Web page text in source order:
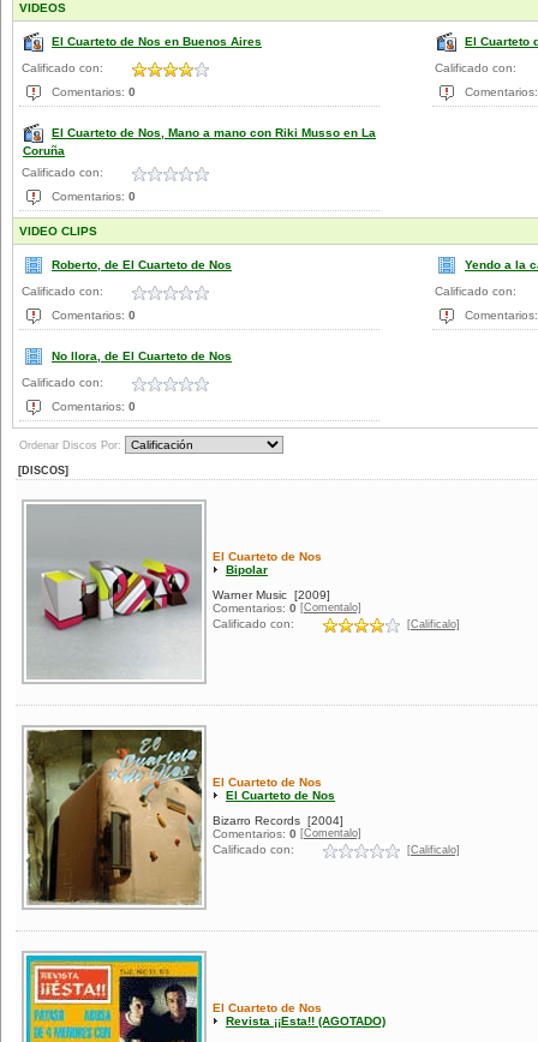
VIDEOS
El Cuarteto de Nos en Buenos Aires
Calificado con:
Comentarios: 0
El Cuarteto
Calificado con:
El Cuarteto de Nos, Mano a mano con Riki Musso en La
Coruña
Calificado con:
Comentarios: 0
VIDEO CLIPS
Roberto, de El Cuarteto de Nos
Calificado con:
Comentarios: 0
Yendo a la
Calificado con:
No llora, de El Cuarteto de Nos
Calificado con:
Comentarios: 0
Ordenar Discos Por:
[DISCOS]
El Cuarteto de Nos
Bipolar
Warner Music [2009]
Comentarios: 0 [Comentalo]
Calificado con: [Calificalo]
El Cuarteto de Nos
El Cuarteto de Nos
Bizarro Records [2004]
Comentarios: 0 [Comentalo]
Calificado con: [Calificalo]
El Cuarteto de Nos
Revista ¡¡Esta!! (AGOTADO)